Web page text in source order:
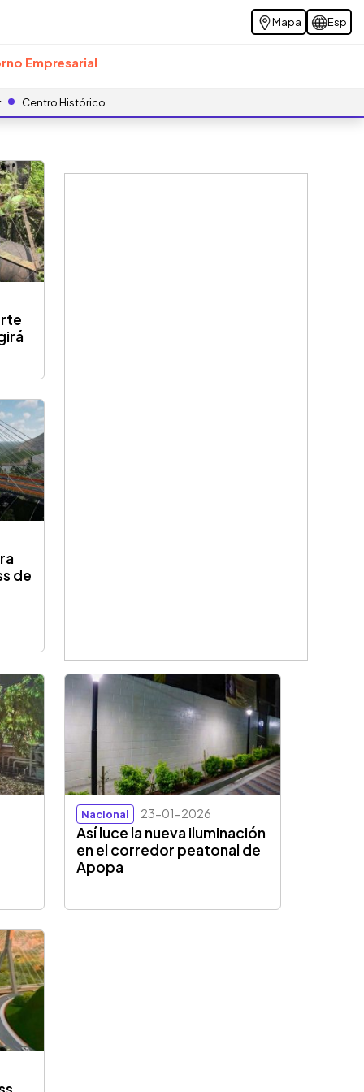
Mapa Esp
Empresarial
Centro Histórico
de
Nacional 23-01-2026
Así luce la nueva iluminación
en el corredor peatonal de
Apopa